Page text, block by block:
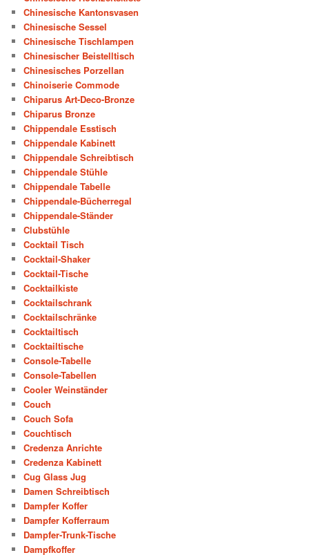
Chinesische Kantonsvasen
Chinesische Sessel
Chinesische Tischlampen
Chinesischer Beistelltisch
Chinesisches Porzellan
Chinoiserie Commode
Chiparus Art-Deco-Bronze
Chiparus Bronze
Chippendale Esstisch
Chippendale Kabinett
Chippendale Schreibtisch
Chippendale Stühle
Chippendale Tabelle
Chippendale-Bücherregal
Chippendale-Ständer
Clubstühle
Cocktail Tisch
Cocktail-Shaker
Cocktail-Tische
Cocktailkiste
Cocktailschrank
Cocktailschränke
Cocktailtisch
Cocktailtische
Console-Tabelle
Console-Tabellen
Cooler Weinständer
Couch
Couch Sofa
Couchtisch
Credenza Anrichte
Credenza Kabinett
Cug Glass Jug
Damen Schreibtisch
Dampfer Koffer
Dampfer Kofferraum
Dampfer-Trunk-Tische
Dampfkoffer